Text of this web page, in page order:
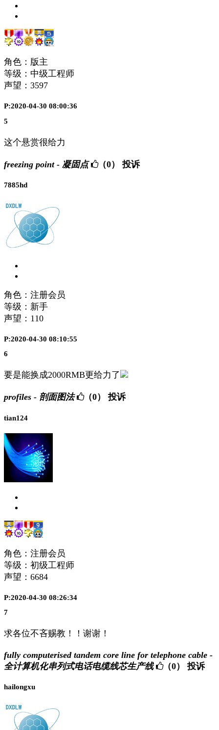
角色：版主
等级：中级工程师
声望： 3597
P:2020-04-30 08:00:36
5
这个悬赏很给力
freezing point - 凝固点 （0） 投诉
7885hd
角色：注册会员
等级：新手
声望： 110
P:2020-04-30 08:10:55
6
要是能换成2000RMB更给力了
profiles - 剖面图法 （0） 投诉
tian124
角色：注册会员
等级：初级工程师
声望： 6684
P:2020-04-30 08:26:34
7
求各位不吝赐教！！谢谢！
fully computerised tandem core line for telephone cable -
全计算机化串列式电话电缆线芯生产线
（0） 投诉
hailongxu